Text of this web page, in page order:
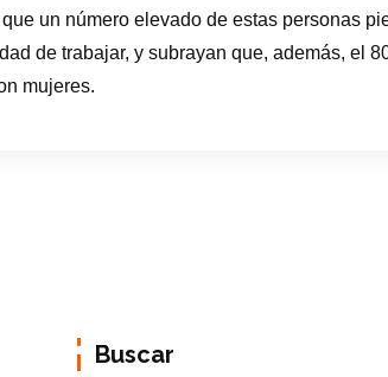
un número elevado de estas personas
de trabajar, y subrayan que, además, el
mujeres.
Buscar